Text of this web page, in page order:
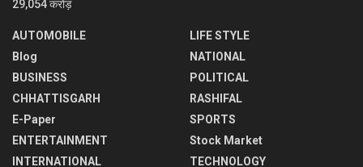
29,054 करोड़
AUTOMOBILE
Blog
BUSINESS
CHHATTISGARH
E-Paper
ENTERTAINMENT
INTERNATIONAL
LIFE STYLE
NATIONAL
POLITICAL
RASHIFAL
SPORTS
Stock Market
TECHNOLOGY